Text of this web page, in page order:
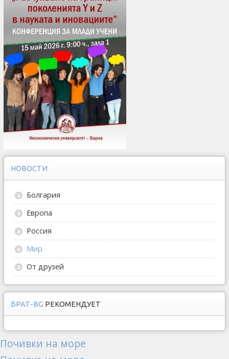
НОВОСТИ
Болгария
Европа
Россия
Мир
От друзей
БРАТ-BG РЕКОМЕНДУЕТ
Почивки на море